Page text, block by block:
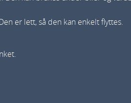
o
er lett, så den kan enkelt flyttes.